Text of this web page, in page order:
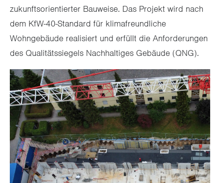
zukunftsorientierter Bauweise. Das Projekt wird nach
dem KfW-40-Standard für klimafreundliche
Wohngebäude realisiert und erfüllt die Anforderungen
des Qualitätssiegels Nachhaltiges Gebäude (QNG).